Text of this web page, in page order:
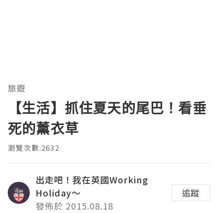
旅遊
【生活】抓住夏天的尾巴！看垂
死的薰衣草
瀏覽次數:2632
出走吧！我在英國Working
Holiday～
發佈於 2015.08.18
追蹤